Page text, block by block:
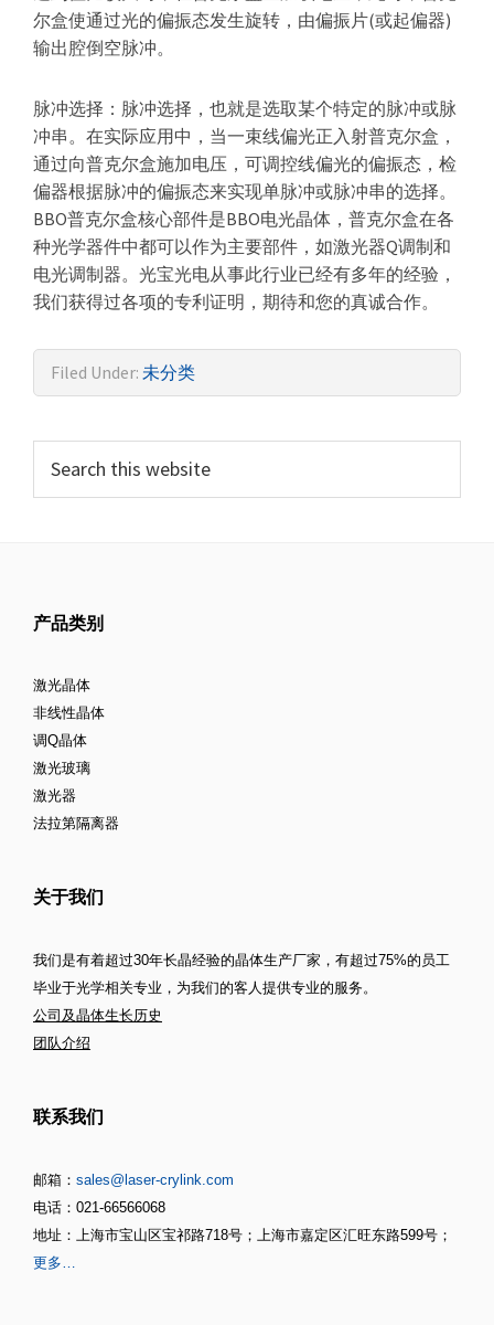
尔盒使通过光的偏振态发生旋转，由偏振片(或起偏器)
输出腔倒空脉冲。
脉冲选择：脉冲选择，也就是选取某个特定的脉冲或脉
冲串。在实际应用中，当一束线偏光正入射普克尔盒，
通过向普克尔盒施加电压，可调控线偏光的偏振态，检
偏器根据脉冲的偏振态来实现单脉冲或脉冲串的选择。
BBO普克尔盒核心部件是BBO电光晶体，普克尔盒在各
种光学器件中都可以作为主要部件，如激光器Q调制和
电光调制器。光宝光电从事此行业已经有多年的经验，
我们获得过各项的专利证明，期待和您的真诚合作。
Filed Under: 未分类
产品类别
激光晶体
非线性晶体
调Q晶体
激光玻璃
激光器
法拉第隔离器
关于我们
我们是有着超过30年长晶经验的晶体生产厂家，有超过75%的员工
毕业于光学相关专业，为我们的客人提供专业的服务。
公司及晶体生长历史
团队介绍
联系我们
邮箱： sales@laser-crylink.com
电话：021-66566068
地址：上海市宝山区宝祁路718号；上海市嘉定区汇旺东路599号；
更多…